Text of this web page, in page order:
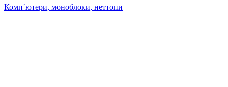
Комп`ютери, моноблоки, неттопи